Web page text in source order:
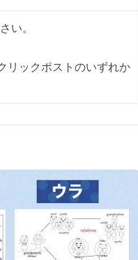
い。
リックポストのいずれか